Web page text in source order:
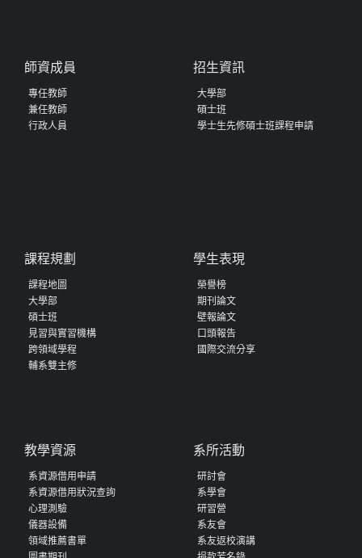
師資成員
專任教師
兼任教師
行政人員
招生資訊
大學部
碩士班
學士生先修碩士班課程申請
課程規劃
課程地圖
大學部
碩士班
見習與實習機構
跨領域學程
輔系雙主修
學生表現
榮譽榜
期刊論文
壁報論文
口頭報告
國際交流分享
教學資源
系資源借用申請
系資源借用狀況查詢
心理測驗
儀器設備
領域推薦書單
系所活動
研討會
系學會
研習營
系友會
系友返校演講